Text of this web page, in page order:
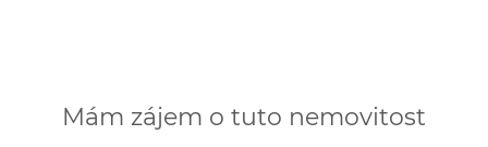
Mám zájem o tuto nemovitost